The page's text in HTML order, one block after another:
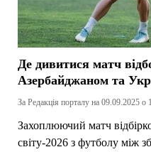
Де дивитися матч
Азербайджаном та
За Редакція порталу на 09.09.2025 о
Захоплюючий матч
світу-2026 з футболу між